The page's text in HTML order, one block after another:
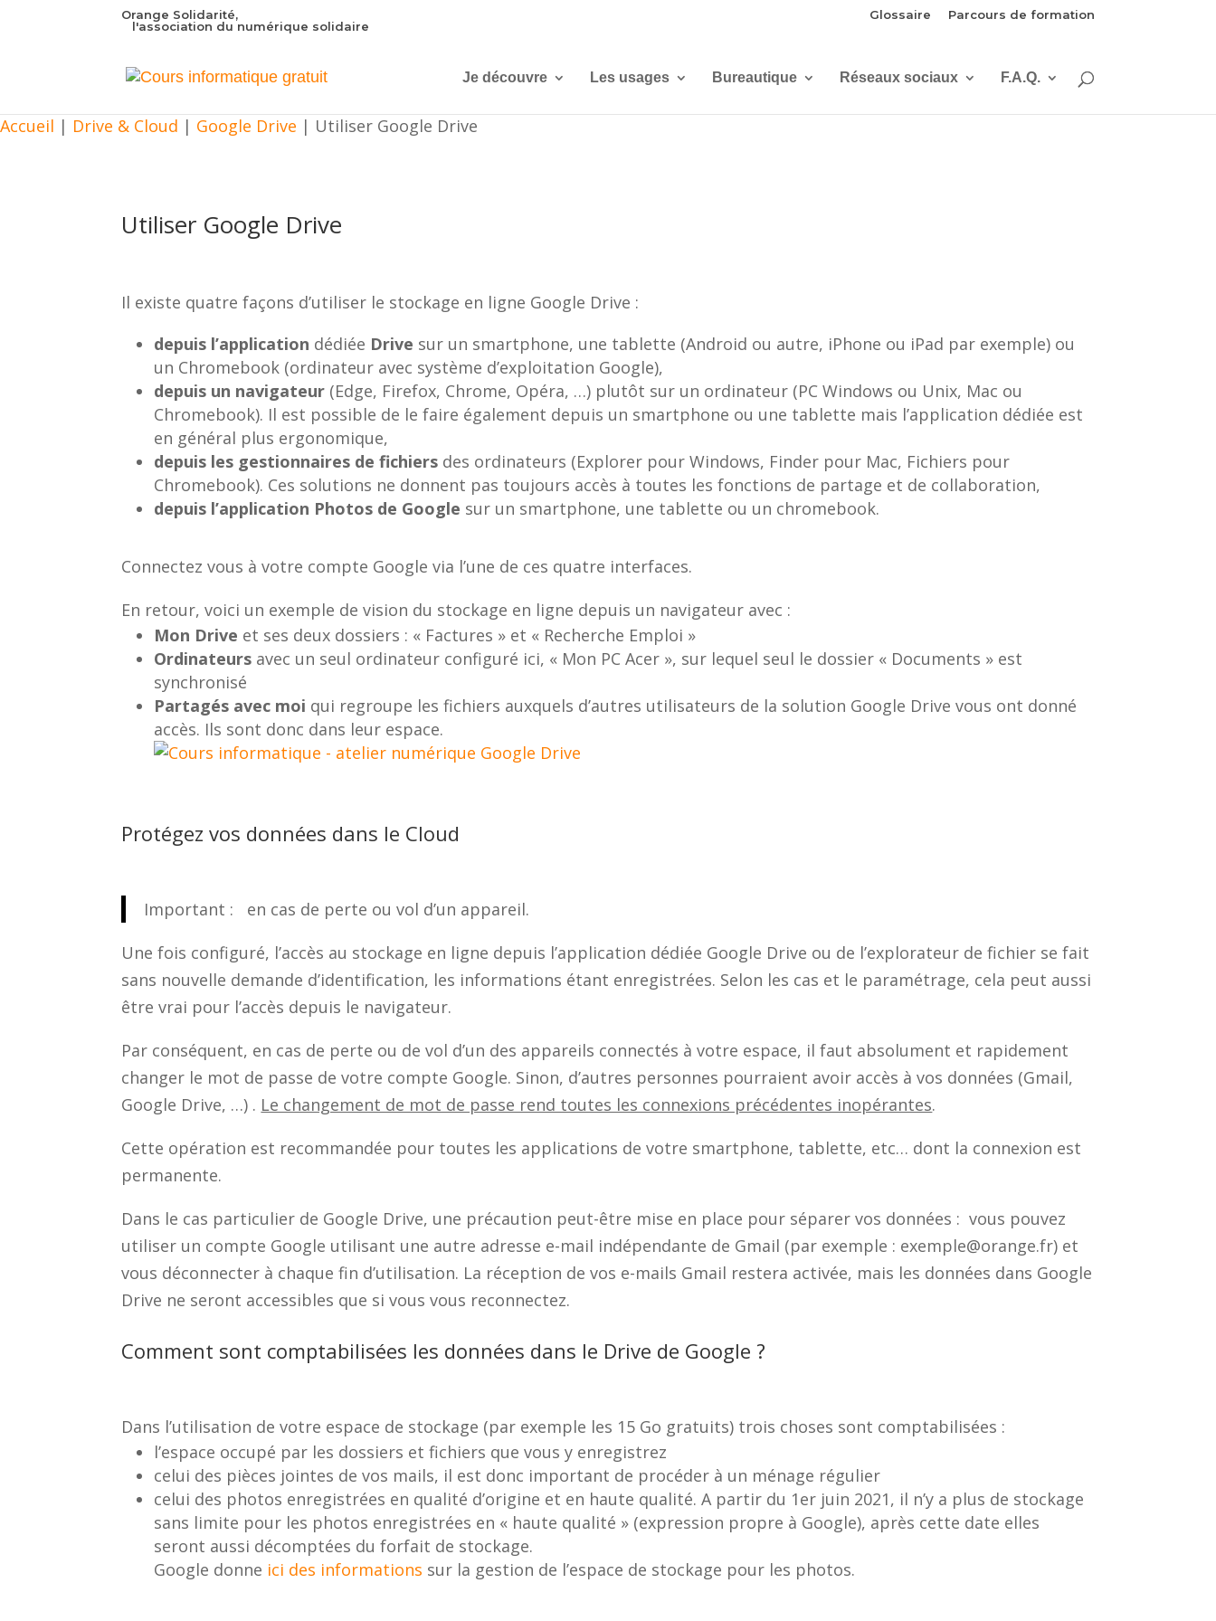
Orange Solidarité,
l'association du numérique solidaire
Glossaire Parcours de formation
Je découvre Les usages Bureautique Réseaux sociaux F.A.Q.
Accueil | Drive & Cloud | Google Drive | Utiliser Google Drive
Utiliser Google Drive
Il existe quatre façons d’utiliser le stockage en ligne Google Drive :
depuis l’application dédiée Drive sur un smartphone, une tablette (Android ou autre, iPhone ou iPad par exemple) ou
un Chromebook (ordinateur avec système d’exploitation Google),
depuis un navigateur (Edge, Firefox, Chrome, Opéra, …) plutôt sur un ordinateur (PC Windows ou Unix, Mac ou
Chromebook). Il est possible de le faire également depuis un smartphone ou une tablette mais l’application dédiée est
en général plus ergonomique,
depuis les gestionnaires de fichiers des ordinateurs (Explorer pour Windows, Finder pour Mac, Fichiers pour
Chromebook). Ces solutions ne donnent pas toujours accès à toutes les fonctions de partage et de collaboration,
depuis l’application Photos de Google sur un smartphone, une tablette ou un chromebook.
Connectez vous à votre compte Google via l’une de ces quatre interfaces.
En retour, voici un exemple de vision du stockage en ligne depuis un navigateur avec :
Mon Drive et ses deux dossiers : « Factures » et « Recherche Emploi »
Ordinateurs avec un seul ordinateur configuré ici, « Mon PC Acer », sur lequel seul le dossier « Documents » est
synchronisé
Partagés avec moi qui regroupe les fichiers auxquels d’autres utilisateurs de la solution Google Drive vous ont donné
accès. Ils sont donc dans leur espace.
Protégez vos données dans le Cloud
Important :
en cas de perte ou vol d’un appareil.
Une fois configuré, l’accès au stockage en ligne depuis l’application dédiée Google Drive ou de l’explorateur de fichier se fait
sans nouvelle demande d’identification, les informations étant enregistrées. Selon les cas et le paramétrage, cela peut aussi
être vrai pour l’accès depuis le navigateur.
Par conséquent, en cas de perte ou de vol d’un des appareils connectés à votre espace, il faut absolument et rapidement
changer le mot de passe de votre compte Google. Sinon, d’autres personnes pourraient avoir accès à vos données (Gmail,
Google Drive, …) . Le changement de mot de passe rend toutes les connexions précédentes inopérantes.
Cette opération est recommandée pour toutes les applications de votre smartphone, tablette, etc… dont la connexion est
permanente.
Dans le cas particulier de Google Drive, une précaution peut-être mise en place pour séparer vos données : vous pouvez
utiliser un compte Google utilisant une autre adresse e-mail indépendante de Gmail (par exemple : exemple@orange.fr) et
vous déconnecter à chaque fin d’utilisation. La réception de vos e-mails Gmail restera activée, mais les données dans Google
Drive ne seront accessibles que si vous vous reconnectez.
Comment sont comptabilisées les données dans le Drive de Google ?
Dans l’utilisation de votre espace de stockage (par exemple les 15 Go gratuits) trois choses sont comptabilisées :
l’espace occupé par les dossiers et fichiers que vous y enregistrez
celui des pièces jointes de vos mails, il est donc important de procéder à un ménage régulier
celui des photos enregistrées en qualité d’origine et en haute qualité. A partir du 1er juin 2021, il n’y a plus de stockage
sans limite pour les photos enregistrées en « haute qualité » (expression propre à Google), après cette date elles
seront aussi décomptées du forfait de stockage.
Google donne ici des informations sur la gestion de l’espace de stockage pour les photos.